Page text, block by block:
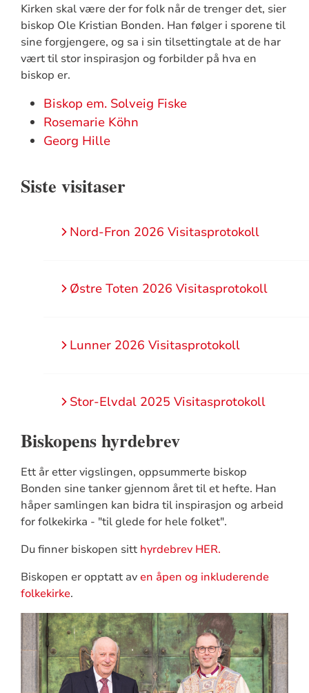
Kirken skal være der for folk når de trenger det, sier
biskop Ole Kristian Bonden. Han følger i sporene til
sine forgjengere, og sa i sin tilsettingtale at de har
vært til stor inspirasjon og forbilder på hva en
biskop er.
Biskop em. Solveig Fiske
Rosemarie Köhn
Georg Hille
Siste visitaser
Nord-Fron 2026 Visitasprotokoll
Østre Toten 2026 Visitasprotokoll
Lunner 2026 Visitasprotokoll
Stor-Elvdal 2025 Visitasprotokoll
Biskopens hyrdebrev
Ett år etter vigslingen, oppsummerte biskop
Bonden sine tanker gjennom året til et hefte. Han
håper samlingen kan bidra til inspirasjon og arbeid
for folkekirka - "til glede for hele folket".
Du finner biskopen sitt hyrdebrev HER.
Biskopen er opptatt aven åpen og inkluderende
folkekirke.